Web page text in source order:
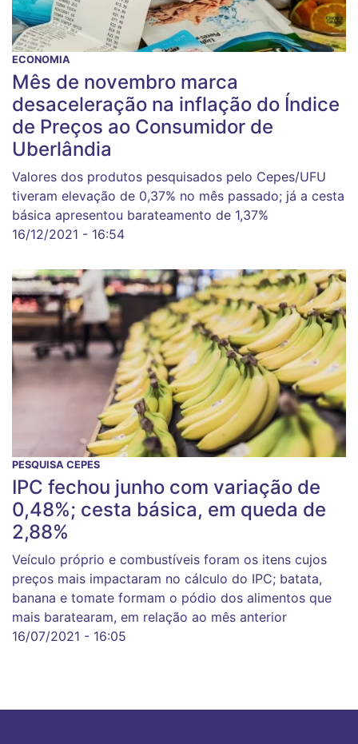
ECONOMIA
Mês de novembro marca
desaceleração na inflação do Índice
de Preços ao Consumidor de
Uberlândia
Valores dos produtos pesquisados pelo Cepes/UFU
tiveram elevação de 0,37% no mês passado; já a cesta
básica apresentou barateamento de 1,37%
16/12/2021 - 16:54
PESQUISA CEPES
IPC fechou junho com variação de
0,48%; cesta básica, em queda de
2,88%
Veículo próprio e combustíveis foram os itens cujos
preços mais impactaram no cálculo do IPC; batata,
banana e tomate formam o pódio dos alimentos que
mais baratearam, em relação ao mês anterior
16/07/2021 - 16:05